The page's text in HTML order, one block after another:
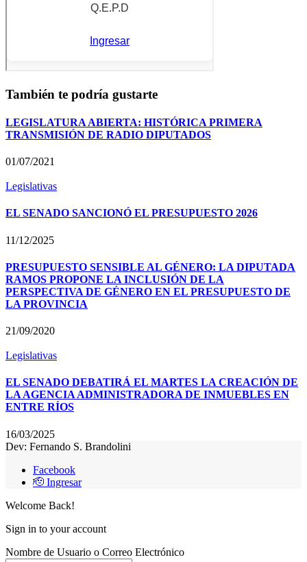
También te podría gustarte
LEGISLATURA ABIERTA: HISTÓRICA PRIMERA
TRANSMISIÓN DE RADIO DIPUTADOS
01/07/2021
Legislativas
EL SENADO SANCIONÓ EL PRESUPUESTO 2026
11/12/2025
PRESUPUESTO SENSIBLE AL GÉNERO: LA DIPUTADA
RAMOS PROPONE LA INCLUSIÓN DE LA
PERSPECTIVA DE GÉNERO EN EL PRESUPUESTO DE
LA PROVINCIA
21/09/2020
Legislativas
EL SENADO DEBATIRÁ EL MARTES LA CREACIÓN DE
LA AGENCIA ADMINISTRADORA DE INMUEBLES EN
ENTRE RÍOS
16/03/2025
Dev: Fernando S. Brandolini
Facebook
🫡 Ingresar
Welcome Back!
Sign in to your account
Nombre de Usuario o Correo Electrónico